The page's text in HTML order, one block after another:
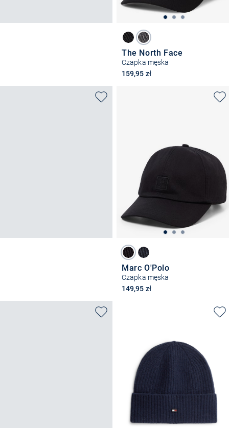
The North Face
Czapka męska
159,95 zł
Marc O'Polo
Czapka męska
149,95 zł